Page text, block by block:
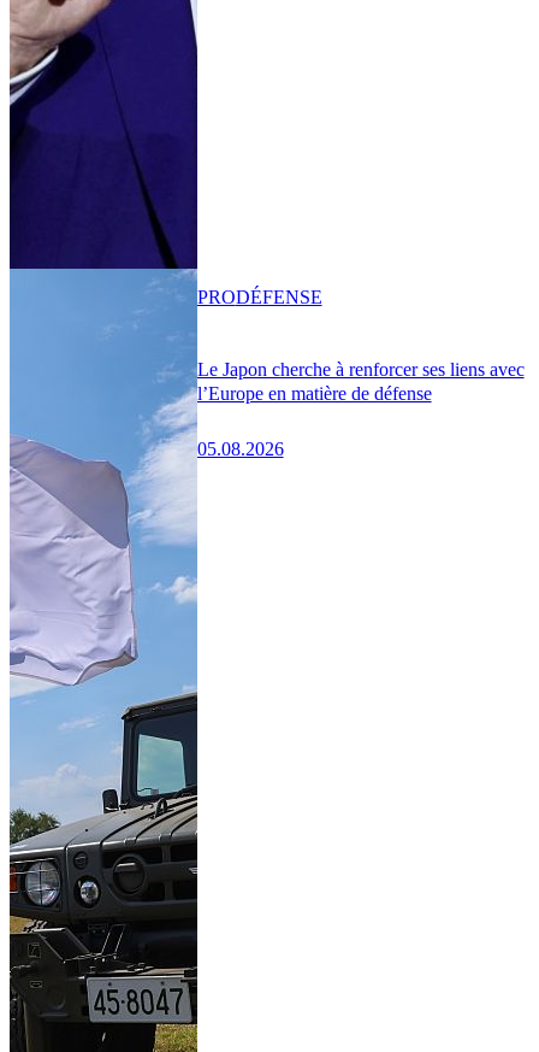
Le Japon cherche à renforcer ses liens avec
l’Europe en matière de défense
05.08.2026
PRODÉFENSE